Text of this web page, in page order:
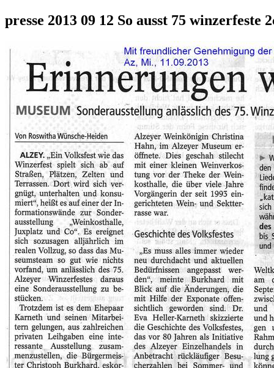
presse 2013 09 12 So ausst 75 winzerfeste